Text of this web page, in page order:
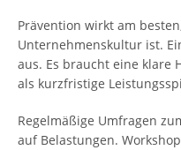
Prävention wirkt am
Unternehmenskultur ist.
aus. Es braucht eine klare
als kurzfristige
Regelmäßige Umfragen
auf Belastungen.